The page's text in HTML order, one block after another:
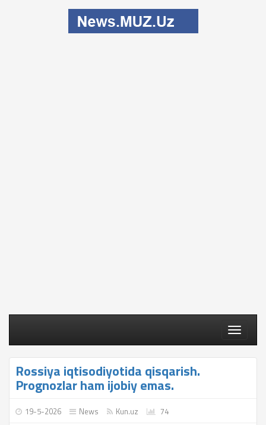
Toggle
Rossiya iqtisodiyotida qisqarish.
Prognozlar ham ijobiy emas.
19-5-2026 News Kun.uz 74